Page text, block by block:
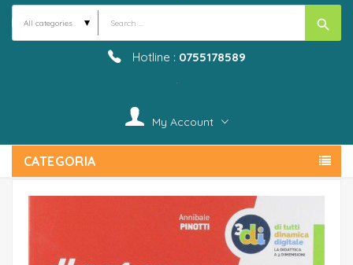
search
Hotline : 0755178589
.
My Account
CATEGORIA